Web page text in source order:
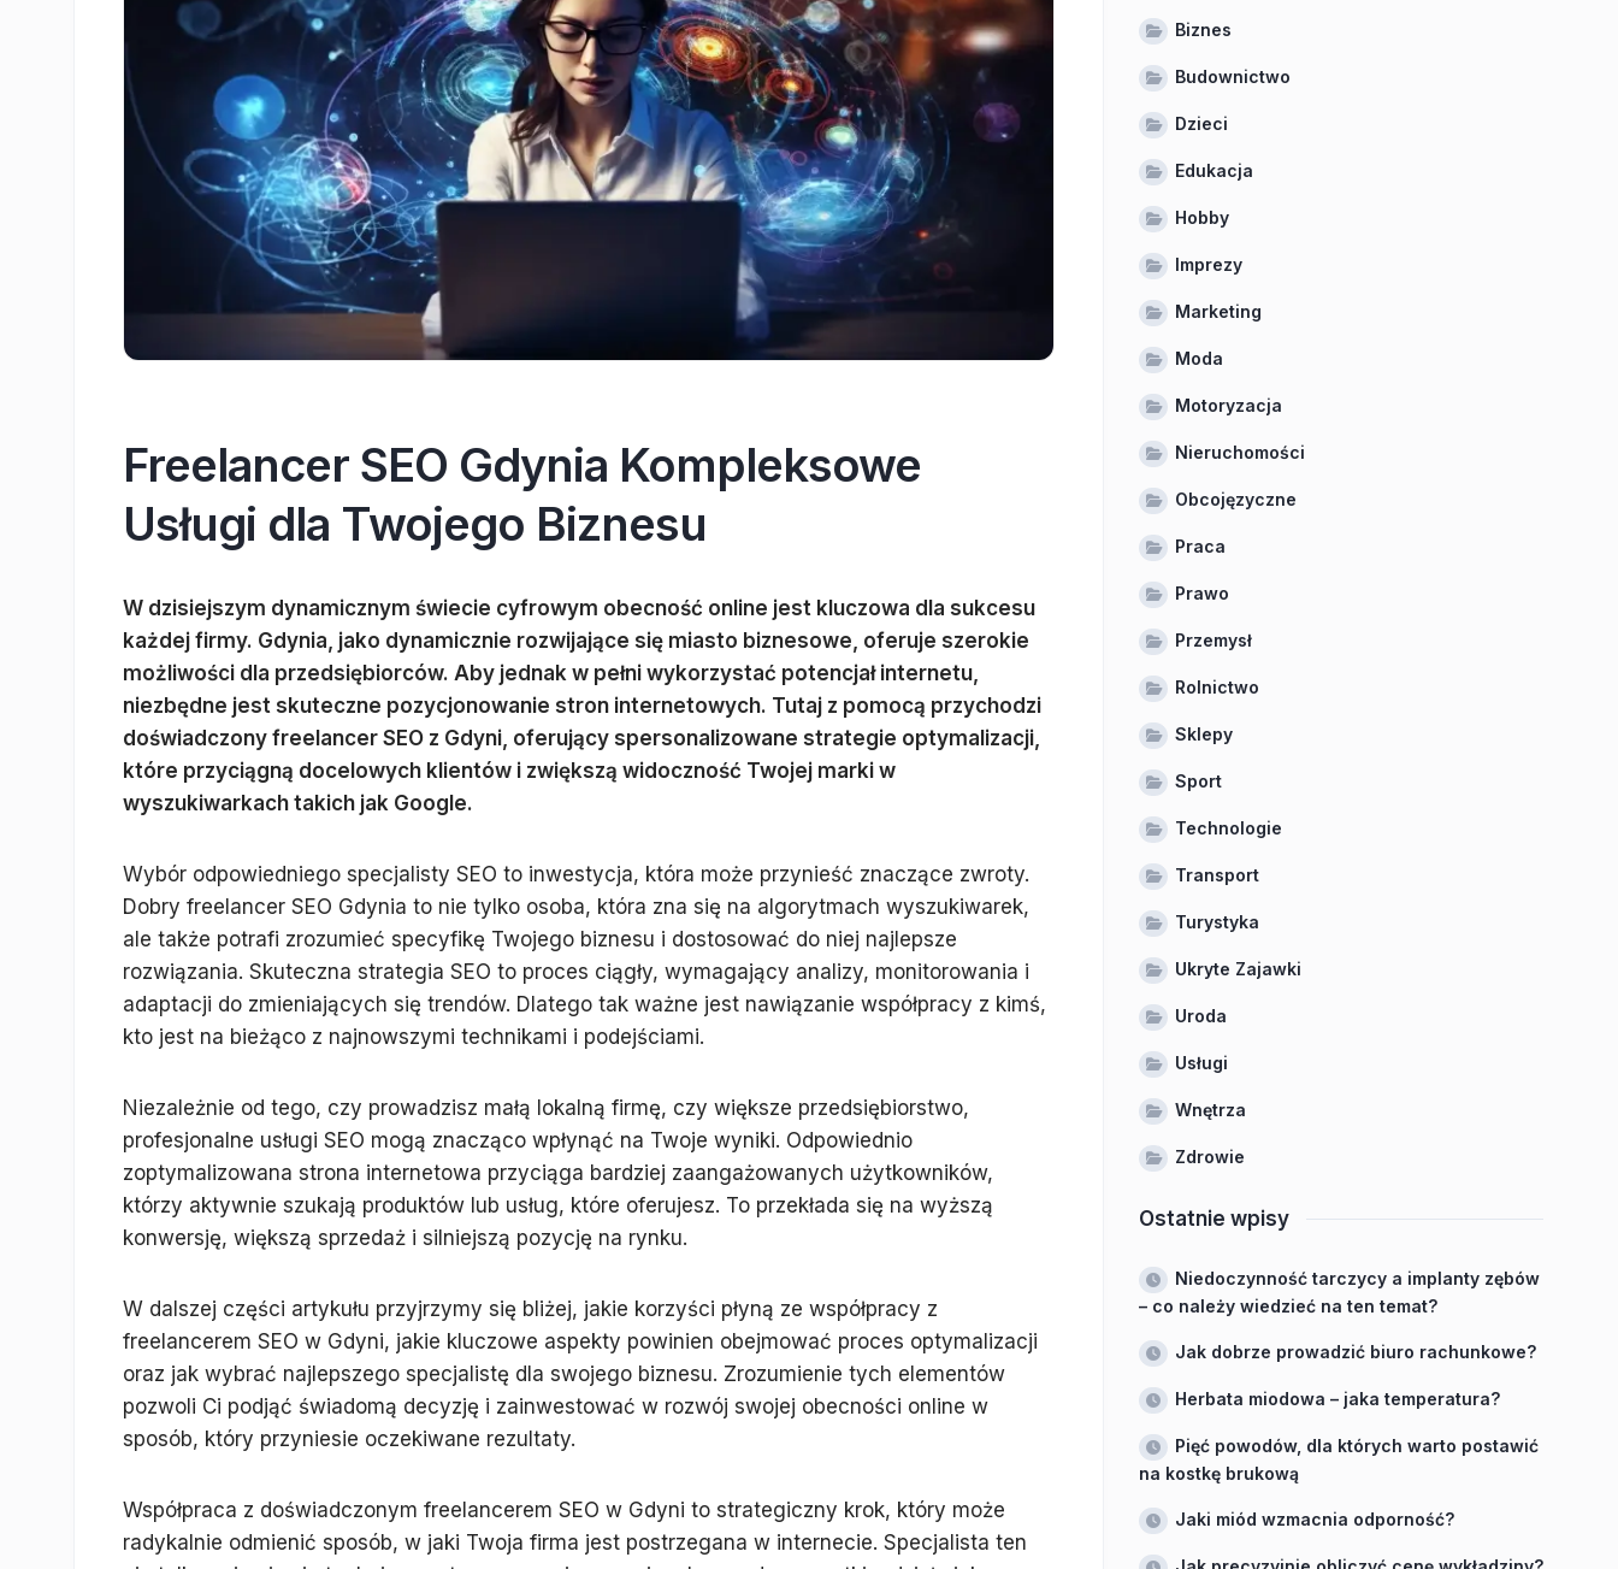
Freelancer SEO Gdynia Kompleksowe
Usługi dla Twojego Biznesu
W dzisiejszym dynamicznym świecie cyfrowym obecność online jest kluczowa dla sukcesu
każdej firmy. Gdynia, jako dynamicznie rozwijające się miasto biznesowe, oferuje szerokie
możliwości dla przedsiębiorców. Aby jednak w pełni wykorzystać potencjał internetu,
niezbędne jest skuteczne pozycjonowanie stron internetowych. Tutaj z pomocą przychodzi
doświadczony freelancer SEO z Gdyni, oferujący spersonalizowane strategie optymalizacji,
które przyciągną docelowych klientów i zwiększą widoczność Twojej marki w
wyszukiwarkach takich jak Google.
Wybór odpowiedniego specjalisty SEO to inwestycja, która może przynieść znaczące zwroty.
Dobry freelancer SEO Gdynia to nie tylko osoba, która zna się na algorytmach wyszukiwarek,
ale także potrafi zrozumieć specyfikę Twojego biznesu i dostosować do niej najlepsze
rozwiązania. Skuteczna strategia SEO to proces ciągły, wymagający analizy, monitorowania i
adaptacji do zmieniających się trendów. Dlatego tak ważne jest nawiązanie współpracy z kimś,
kto jest na bieżąco z najnowszymi technikami i podejściami.
Niezależnie od tego, czy prowadzisz małą lokalną firmę, czy większe przedsiębiorstwo,
profesjonalne usługi SEO mogą znacząco wpłynąć na Twoje wyniki. Odpowiednio
zoptymalizowana strona internetowa przyciąga bardziej zaangażowanych użytkowników,
którzy aktywnie szukają produktów lub usług, które oferujesz. To przekłada się na wyższą
konwersję, większą sprzedaż i silniejszą pozycję na rynku.
W dalszej części artykułu przyjrzymy się bliżej, jakie korzyści płyną ze współpracy z
freelancerem SEO w Gdyni, jakie kluczowe aspekty powinien obejmować proces optymalizacji
oraz jak wybrać najlepszego specjalistę dla swojego biznesu. Zrozumienie tych elementów
pozwoli Ci podjąć świadomą decyzję i zainwestować w rozwój swojej obecności online w
sposób, który przyniesie oczekiwane rezultaty.
Współpraca z doświadczonym freelancerem SEO w Gdyni to strategiczny krok, który może
radykalnie odmienić sposób, w jaki Twoja firma jest postrzegana w internecie. Specjalista ten
Biznes
Budownictwo
Dzieci
Edukacja
Hobby
Imprezy
Marketing
Moda
Motoryzacja
Nieruchomości
Obcojęzyczne
Praca
Prawo
Przemysł
Rolnictwo
Sklepy
Sport
Technologie
Transport
Turystyka
Ukryte Zajawki
Uroda
Usługi
Wnętrza
Zdrowie
Ostatnie wpisy
Niedoczynność tarczycy a implanty zębów
– co należy wiedzieć na ten temat?
Jak dobrze prowadzić biuro rachunkowe?
Herbata miodowa – jaka temperatura?
Pięć powodów, dla których warto postawić
na kostkę brukową
Jaki miód wzmacnia odporność?